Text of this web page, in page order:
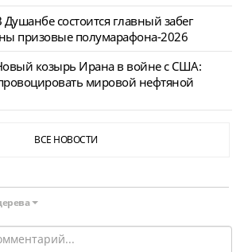
Душанбе состоится главный забег
призовые полумарафона-2026
козырь Ирана в войне с США:
мировой нефтяной
ВСЕ НОВОСТИ